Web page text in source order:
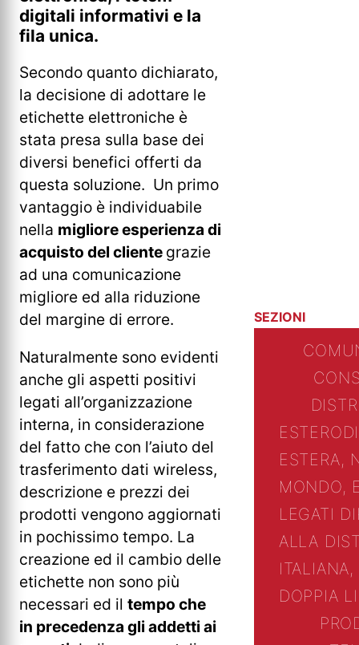
digitali informativi e la
fila unica.
Secondo quanto dichiarato,
la decisione di adottare le
etichette elettroniche è
stata presa sulla base dei
diversi benefici offerti da
questa soluzione. Un primo
vantaggio è individuabile
nella migliore esperienza di
acquisto del cliente grazie
ad una comunicazione
migliore ed alla riduzione
del margine di errore.
Naturalmente sono evidenti
anche gli aspetti positivi
legati all’organizzazione
interna, in considerazione
del fatto che con l’aiuto del
trasferimento dati wireless,
descrizione e prezzi dei
prodotti vengono aggiornati
in pochissimo tempo. La
creazione ed il cambio delle
etichette non sono più
necessari ed il tempo che
in precedenza gli addetti ai
SEZIONI
ESTERO
ESTERA,
MONDO,
LEGATI
ALLA
DOPPIA